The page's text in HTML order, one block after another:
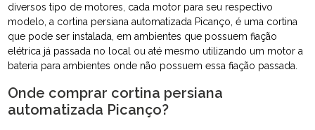
diversos tipo de motores, cada motor para seu respectivo
modelo, a cortina persiana automatizada Picanço, é uma cortina
que pode ser instalada, em ambientes que possuem fiação
elétrica já passada no local ou até mesmo utilizando um motor a
bateria para ambientes onde não possuem essa fiação passada.
Onde comprar cortina persiana
automatizada Picanço?